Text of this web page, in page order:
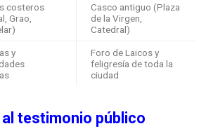
costeros
Grao,
Casco antiguo (Plaza
de la Virgen,
Catedral)
y
Foro de Laicos y
feligresía de toda la
ciudad
testimonio público